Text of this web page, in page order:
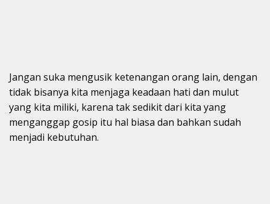
Jangan suka mengusik ketenangan orang lain, dengan
tidak bisanya kita menjaga keadaan hati dan mulut
yang kita miliki, karena tak sedikit dari kita yang
menganggap gosip itu hal biasa dan bahkan sudah
menjadi kebutuhan.